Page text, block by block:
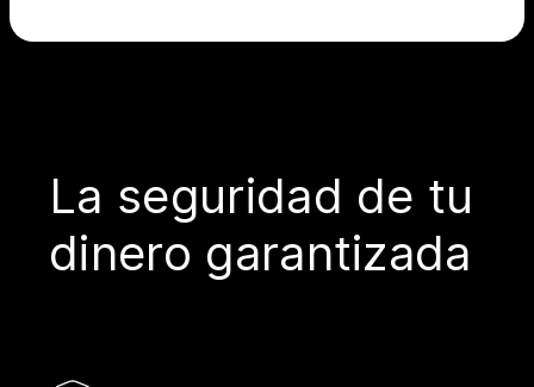
La seguridad de tu
dinero garantizada